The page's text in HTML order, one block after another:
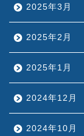
2025年3月
2025年2月
2025年1月
2024年12月
2024年10月